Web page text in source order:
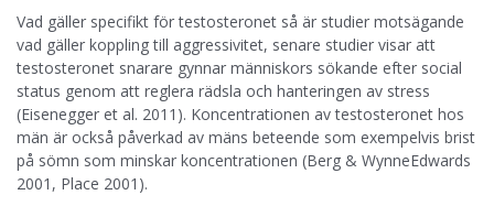
Vad gäller specifikt för testosteronet så är studier motsägande
vad gäller koppling till aggressivitet, senare studier visar att
testosteronet snarare gynnar människors sökande efter social
status genom att reglera rädsla och hanteringen av stress
(Eisenegger et al. 2011). Koncentrationen av testosteronet hos
män är också påverkad av mäns beteende som exempelvis brist
på sömn som minskar koncentrationen (Berg & WynneEdwards
2001, Place 2001).